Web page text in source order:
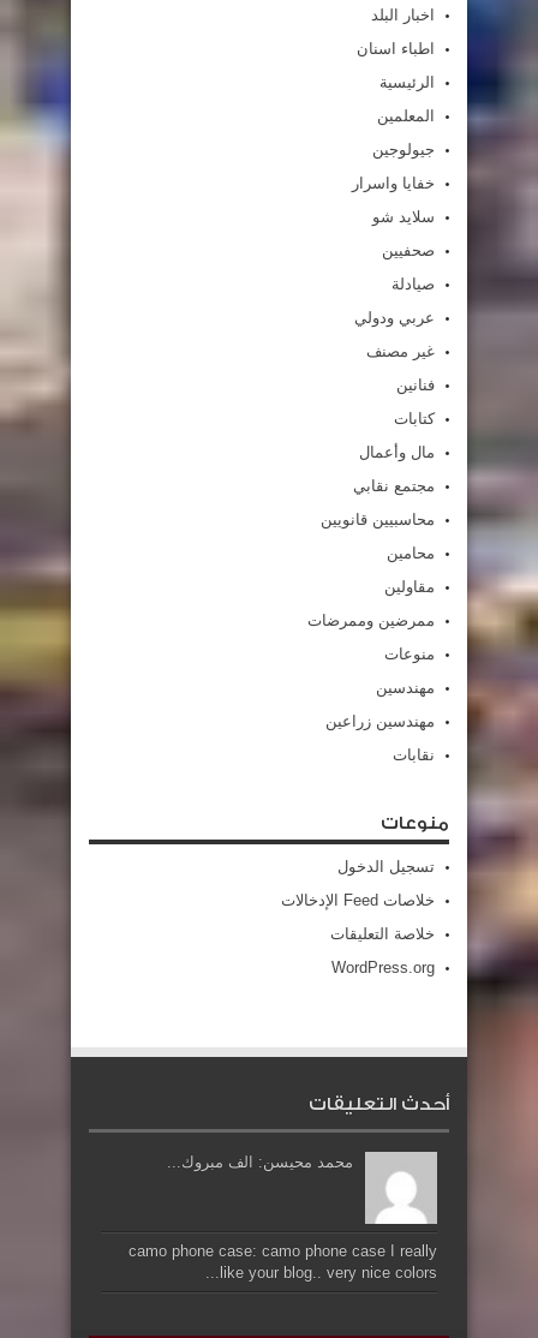
اخبار البلد
اطباء اسنان
الرئيسية
المعلمين
جيولوجين
خفايا واسرار
سلايد شو
صحفيين
صيادلة
عربي ودولي
غير مصنف
فنانين
كتابات
مال وأعمال
مجتمع نقابي
محاسبيين قانويين
محامين
مقاولين
ممرضين وممرضات
منوعات
مهندسين
مهندسين زراعين
نقابات
منوعات
تسجيل الدخول
خلاصات Feed الإدخالات
خلاصة التعليقات
WordPress.org
أحدث التعليقات
محمد محيسن: الف مبروك...
camo phone case: camo phone case I really
like your blog.. very nice colors...